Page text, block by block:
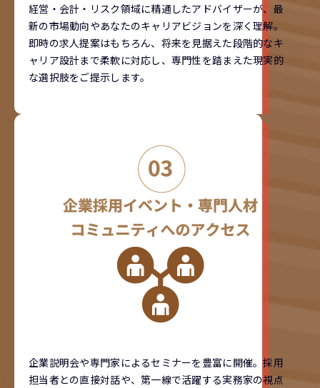
経営・会計・リスク領域に精通したアドバイザーが、最
新の市場動向やあなたのキャリアビジョンを深く理解。
即時の求人提案はもちろん、将来を見据えた段階的なキ
ャリア設計まで柔軟に対応し、専門性を踏まえた現実的
な選択肢をご提示します。
企業説明会や専門家によるセミナーを豊富に開催。採用
担当者との直接対話や、第一線で活躍する実務家の視点